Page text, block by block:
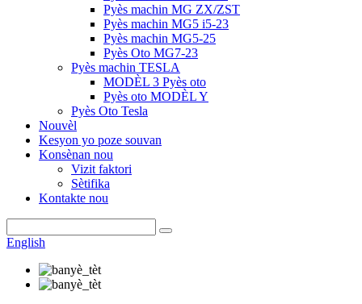
Pyès machin MG ZX/ZST
Pyès machin MG5 i5-23
Pyès machin MG5-25
Pyès Oto MG7-23
Pyès machin TESLA
MODÈL 3 Pyès oto
Pyès oto MODÈL Y
Pyès Oto Tesla
Nouvèl
Kesyon yo poze souvan
Konsènan nou
Vizit faktori
Sètifika
Kontakte nou
English